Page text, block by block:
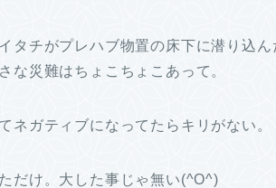
タチがプレハブ物置の床下に潜り込
な災難はちょこちょこあって。
ネガティブになってたらキリがない。
だけ。大した事じゃ無い(^O^)